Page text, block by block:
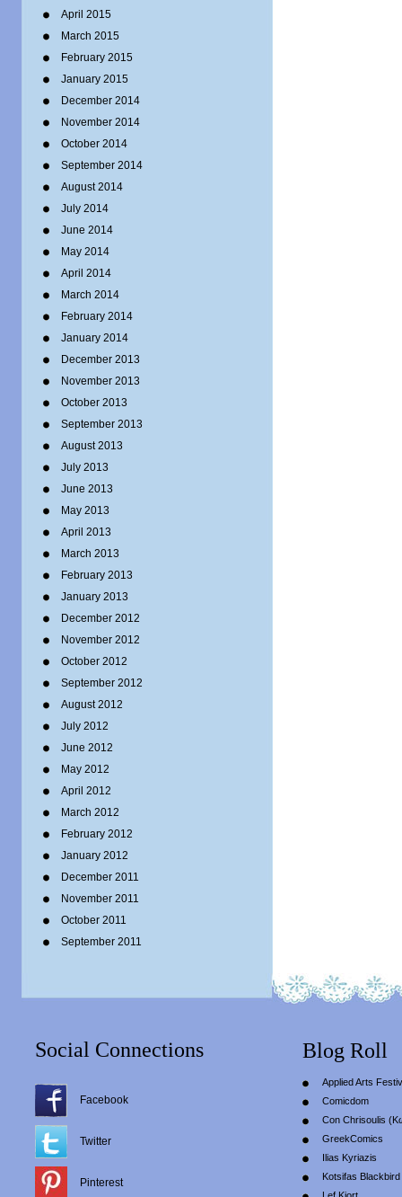
April 2015
March 2015
February 2015
January 2015
December 2014
November 2014
October 2014
September 2014
August 2014
July 2014
June 2014
May 2014
April 2014
March 2014
February 2014
January 2014
December 2013
November 2013
October 2013
September 2013
August 2013
July 2013
June 2013
May 2013
April 2013
March 2013
February 2013
January 2013
December 2012
November 2012
October 2012
September 2012
August 2012
July 2012
June 2012
May 2012
April 2012
March 2012
February 2012
January 2012
December 2011
November 2011
October 2011
September 2011
Social Connections
Facebook
Twitter
Pinterest
Blog Roll
Applied Arts
Comicdom
Con Chrisoulis
GreekComics
Ilias Kyriazis
Kotsifas Blackbird